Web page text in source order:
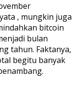
, mungkin juga
bitcoin
bulan
tahun. Faktanya,
begitu banyak